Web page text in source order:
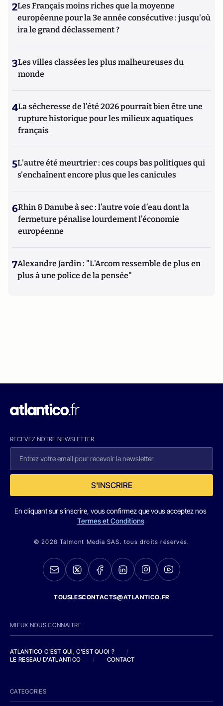
2Les Français moins riches que la moyenne
européenne pour la 3e année consécutive : jusqu'où
ira le grand déclassement ?
3Les villes classées les plus malheureuses du
monde
4La sécheresse de l’été 2026 pourrait bien être une
rupture historique pour les milieux aquatiques
français
5L'autre été meurtrier : ces coups bas politiques qui
s'enchaînent encore plus que les canicules
6Rhin & Danube à sec : l’autre voie d’eau dont la
fermeture pénalise lourdement l’économie
européenne
7Alexandre Jardin : "L'Arcom ressemble de plus en
plus à une police de la pensée"
RECEVEZ NOTRE NEWSLETTER
S'INSCRIRE
En cliquant sur s'inscrire, vous confirmez que vous acceptez nos
Termes et Conditions
© 2026 Talmont Media SAS. tous droits réservés.
TOUSLESCONTACTS@ATLANTICO.FR
MIEUX NOUS CONNAITRE
ATLANTICO C'EST QUI, C'EST QUOI ?
/
LE RESEAU D'ATLANTICO
/ CONTACT
CATEGORIES